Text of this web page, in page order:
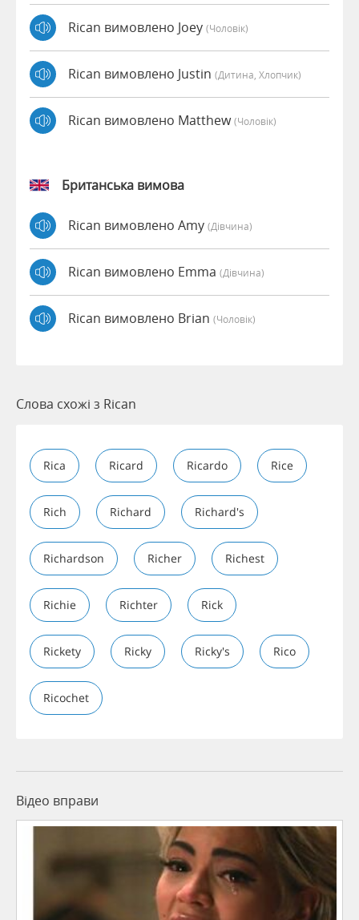
Rican вимовлено Joey (чоловік)
Rican вимовлено Justin (дитина, Хлопчик)
Rican вимовлено Matthew(чоловік)
Британська вимова
Rican вимовлено Amy (дівчина)
Rican вимовлено Emma (дівчина)
Rican вимовлено Brian (чоловік)
Слова схожі з Rican
Rica Ricard Ricardo Rice
Rich Richard Richard's
Richardson Richer Richest
Richie Richter Rick
Rickety Ricky Ricky's Rico
Ricochet
Відео вправи